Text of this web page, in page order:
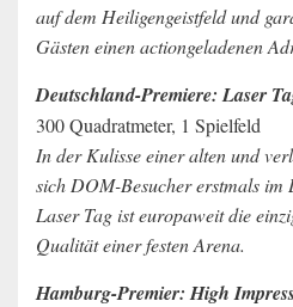
auf dem Heiligengeistfeld und
Gästen einen actiongeladenen
Deutschland-Premiere: Laser
300 Quadratmeter, 1 Spielfeld
In der Kulisse einer alten und
sich DOM-Besucher erstmals im
Laser Tag ist europaweit die
Qualität einer festen Arena.
Hamburg-Premier: High